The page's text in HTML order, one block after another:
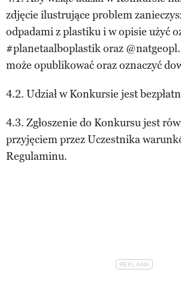
zdjęcie ilustrujące problem
odpadami z plastiku i w opisie użyć
#planetaalboplastik oraz
może opublikować oraz oznaczyć
4.2. Udział w Konkursie jest
4.3. Zgłoszenie do Konkursu jest
przyjęciem przez Uczestnika
Regulaminu.